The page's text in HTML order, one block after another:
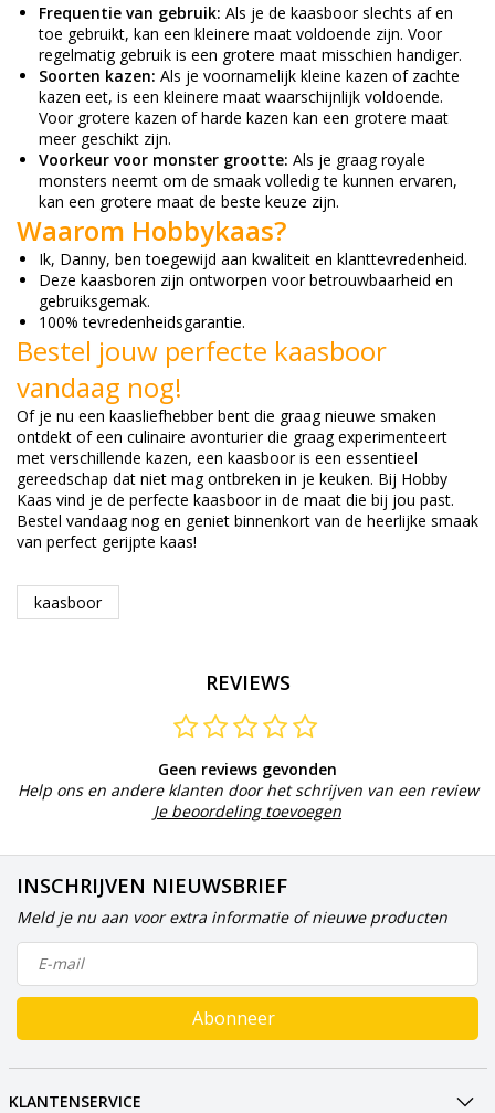
Frequentie van gebruik: Als je de kaasboor slechts af en
toe gebruikt, kan een kleinere maat voldoende zijn. Voor
regelmatig gebruik is een grotere maat misschien handiger.
Soorten kazen: Als je voornamelijk kleine kazen of zachte
kazen eet, is een kleinere maat waarschijnlijk voldoende.
Voor grotere kazen of harde kazen kan een grotere maat
meer geschikt zijn.
Voorkeur voor monster grootte: Als je graag royale
monsters neemt om de smaak volledig te kunnen ervaren,
kan een grotere maat de beste keuze zijn.
Waarom Hobbykaas?
Ik, Danny, ben toegewijd aan kwaliteit en klanttevredenheid.
Deze kaasboren zijn ontworpen voor betrouwbaarheid en
gebruiksgemak.
100% tevredenheidsgarantie.
Bestel jouw perfecte kaasboor
vandaag nog!
Of je nu een kaasliefhebber bent die graag nieuwe smaken
ontdekt of een culinaire avonturier die graag experimenteert
met verschillende kazen, een kaasboor is een essentieel
gereedschap dat niet mag ontbreken in je keuken. Bij Hobby
Kaas vind je de perfecte kaasboor in de maat die bij jou past.
Bestel vandaag nog en geniet binnenkort van de heerlijke smaak
van perfect gerijpte kaas!
kaasboor
REVIEWS
Geen reviews gevonden
Help ons en andere klanten door het schrijven van een review
Je beoordeling toevoegen
INSCHRIJVEN NIEUWSBRIEF
Meld je nu aan voor extra informatie of nieuwe producten
Abonneer
KLANTENSERVICE